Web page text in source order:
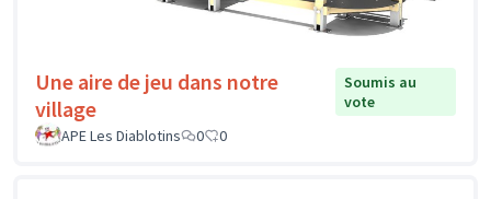
Une aire de jeu dans notre
village
Soumis au
vote
APE Les Diablotins
0 0